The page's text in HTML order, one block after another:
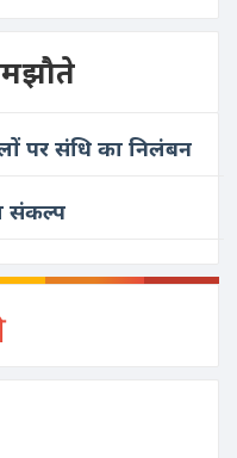
पर संधि का निलंबन
संकल्प